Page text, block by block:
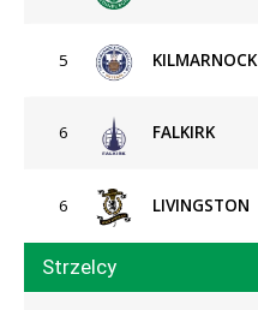
5 KILMARNOCK
6 FALKIRK
6 LIVINGSTON
Strzelcy